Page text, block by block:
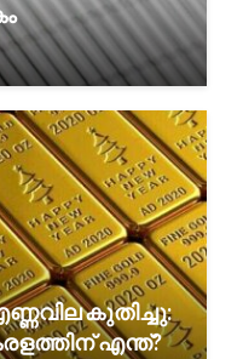
കുതിച്ചു:
എന്ത്?